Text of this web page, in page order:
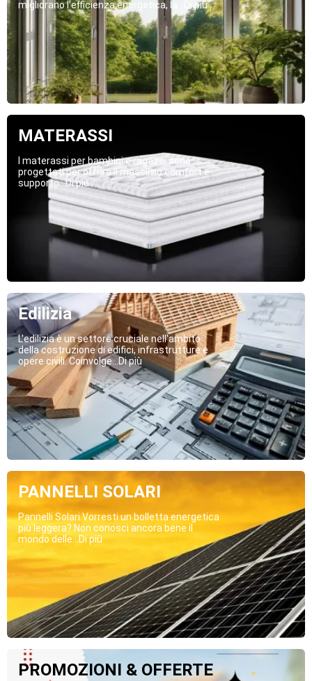
migliorano l’efficienza energetica, la...Di più
MATERASSI
I materassi per bambini e ragazzi sono
progettati per offrire il massimo comfort e
supporto...Di più
Edilizia
L'edilizia è un settore cruciale nell'ambito
della costruzione di edifici, infrastrutture e
opere civili. Coinvolge...Di più
PANNELLI SOLARI
Pannelli Solari Vorresti un bolletta energetica
più leggera? Non conosci ancora bene il
mondo delle...Di più
PROMOZIONI & OFFERTE